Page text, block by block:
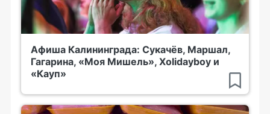
Афиша Калининграда: Сукачёв, Маршал,
Гагарина, «Моя Мишель», Xolidayboy и
«Кауп»